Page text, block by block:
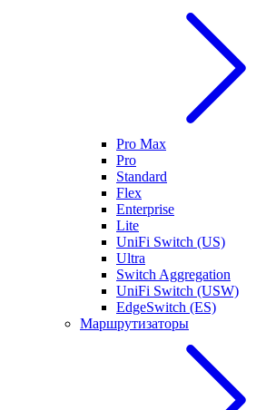
Pro Max
Pro
Standard
Flex
Enterprise
Lite
UniFi Switch (US)
Ultra
Switch Aggregation
UniFi Switch (USW)
EdgeSwitch (ES)
Маршрутизаторы